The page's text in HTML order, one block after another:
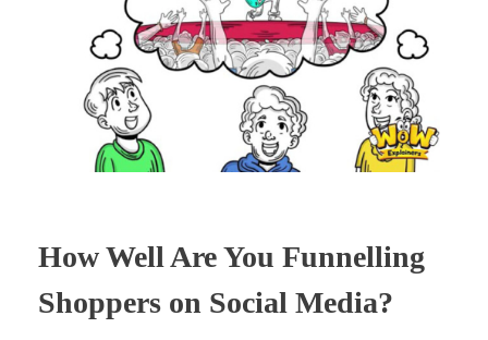
How Well Are You Funnelling
Shoppers on Social Media?